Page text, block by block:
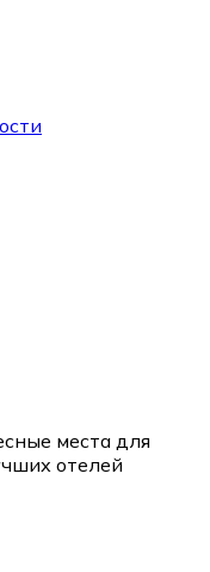
места для
отелей